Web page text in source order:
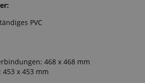
PVC
468 x 468 mm
x 453 mm